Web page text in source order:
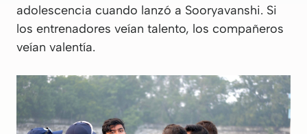
adolescencia cuando lanzó a Sooryavanshi. Si
los entrenadores veían talento, los compañeros
veían valentía.